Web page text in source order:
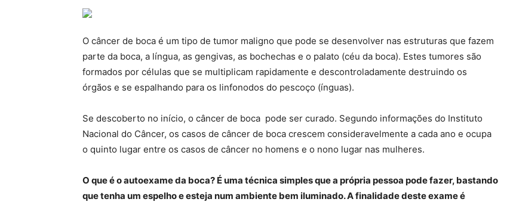
O câncer de boca é um tipo de tumor maligno que pode se desenvolver nas estruturas que fazem
parte da boca, a língua, as gengivas, as bochechas e o palato (céu da boca). Estes tumores são
formados por células que se multiplicam rapidamente e descontroladamente destruindo os
órgãos e se espalhando para os linfonodos do pescoço (ínguas).
Se descoberto no início, o câncer de boca pode ser curado. Segundo informações do Instituto
Nacional do Câncer, os casos de câncer de boca crescem consideravelmente a cada ano e ocupa
o quinto lugar entre os casos de câncer no homens e o nono lugar nas mulheres.
O que é o autoexame da boca? É uma técnica simples que a própria pessoa pode fazer, bastando
que tenha um espelho e esteja num ambiente bem iluminado. A finalidade deste exame é